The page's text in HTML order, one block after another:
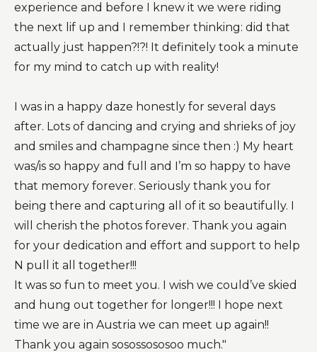
experience and before I knew it we were riding
the next lif up and I remember thinking: did that
actually just happen?!?! It definitely took a minute
for my mind to catch up with reality!
I was in a happy daze honestly for several days
after. Lots of dancing and crying and shrieks of joy
and smiles and champagne since then :) My heart
was/is so happy and full and I’m so happy to have
that memory forever. Seriously thank you for
being there and capturing all of it so beautifully. I
will cherish the photos forever. Thank you again
for your dedication and effort and support to help
N pull it all together!!!
It was so fun to meet you. I wish we could’ve skied
and hung out together for longer!!! I hope next
time we are in Austria we can meet up again!!
Thank you again sosossososoo much."